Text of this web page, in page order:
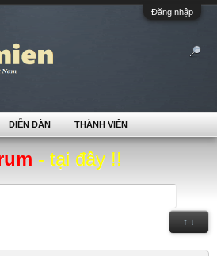
Đăng nhập
- tại đây !!
↑ ↓
DIỄN ĐÀN THÀNH VIÊN